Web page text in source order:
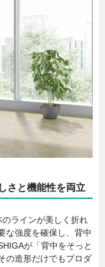
さと機能性を両立
ラインが美しく折れ
な強度を確保し、背中
が「背中をそっと
の造形だけでもプロダ